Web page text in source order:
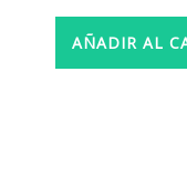
AÑADIR AL